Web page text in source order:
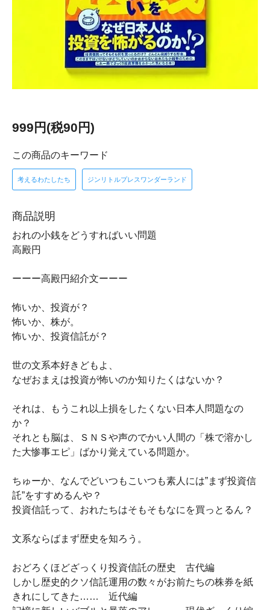
999円(税90円)
この商品のキーワード
考えるわたしたち ジンリトルプレスワンダーランド
商品説明
おれの小銭をどうすればいい問題
高殿円
ーーー高殿円紹介文ーーー
怖いか、投資が？
怖いか、株が。
怖いか、投資信託が？
世の文系本好きどもよ、
なぜおまえは投資が怖いのか知りたくはないか？
それは、もうこれ以上損をしたくない日本人問題なの
か？
それとも脳は、ＳＮＳや声のでかい人間の「株で溶かし
た大惨事エピ」ばかり覚えている問題か。
ちゅーか、なんでどいつもこいつも素人には”まず投資信
託”をすすめるんや？
投資信託って、おれたちはそもそもなにを買っとるん？
文系ならばまず歴史を知ろう。
おどろくほどざっくり投資信託の歴史 古代編
しかし歴史的クソ信託運用の数々がお前たちの株券を紙
きれにしてきた…… 近代編